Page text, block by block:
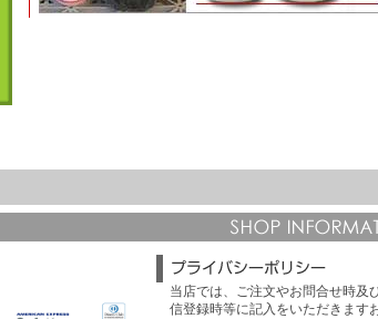
当店では、ご注文やお問合せ時及
信登録時等に記入をいただきます